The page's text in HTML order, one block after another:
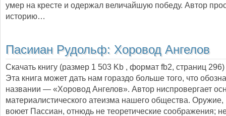
умер на кресте и одержал величайшую победу. Автор
историю…
Пасииан Рудольф: Хоровод Ангелов
Скачать книгу (размер 1 503 Kb , формат fb2, страниц 296
Эта книга может дать нам гораздо больше того, что
названии — «Хоровод Ангелов». Автор ниспровергает
материалистического атеизма нашего общества.
воюет Пассиан, отнюдь не теоретические соображения;